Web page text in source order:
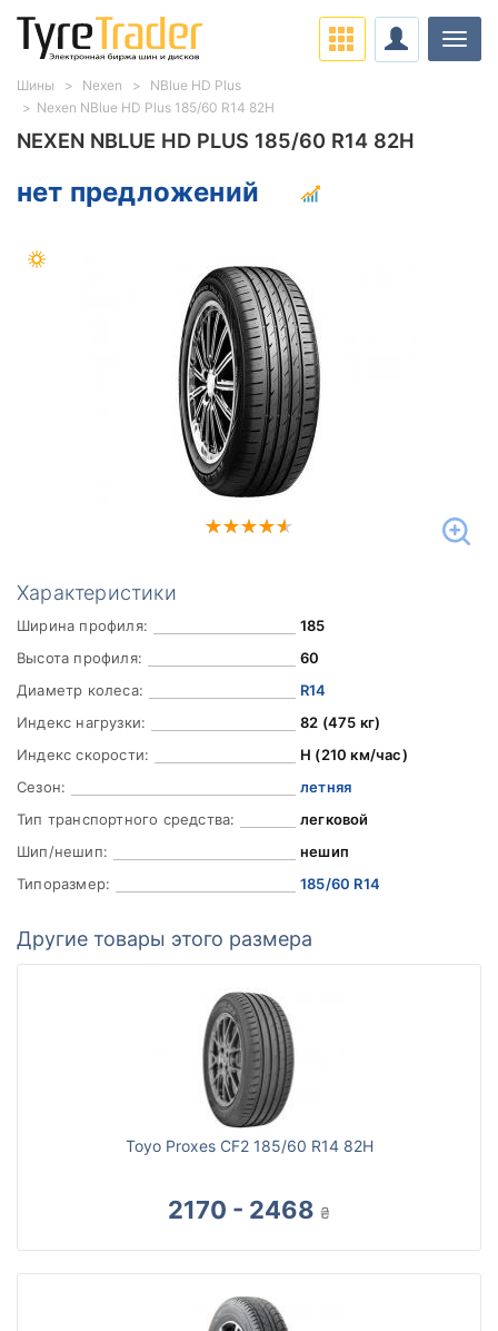
NEXEN NBLUE HD PLUS 185/60 R14 82H
нет предложений
Характеристики
Ширина профиля:
185
Высота профиля:
60
Диаметр колеса:
R14
Индекс нагрузки:
82 (475 кг)
Индекс скорости:
H (210 км/час)
Сезон:
летняя
Тип транспортного средства:
легковой
Шип/нешип:
нешип
Типоразмер:
185/60 R14
Другие товары этого размера
Toyo Proxes CF2 185/60 R14 82H
2170 - 2468 ₴
Шины Nexen
NBlue HD Plus
Nexen NBlue HD Plus 185/60 R14 82H